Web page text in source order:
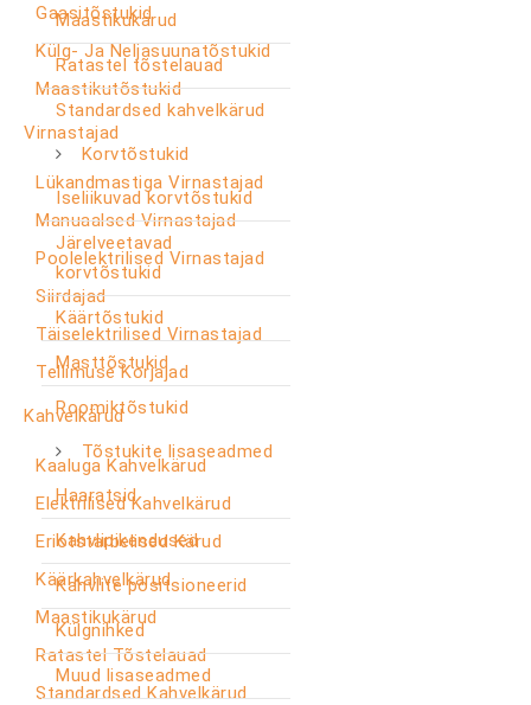
Maastikukärud
Ratastel tõstelauad
Standardsed kahvelkärud
Korvtõstukid
Iseliikuvad korvtõstukid
Järelveetavad
korvtõstukid
Käärtõstukid
Masttõstukid
Roomiktõstukid
Tõstukite lisaseadmed
Haaratsid
Kahvlipikendused
Kahvlite positsioneerid
Külgnihked
Muud lisaseadmed
Gaasitõstukid
Külg- Ja Neljasuunatõstukid
Maastikutõstukid
Virnastajad
Lükandmastiga Virnastajad
Manuaalsed Virnastajad
Poolelektrilised Virnastajad
Siirdajad
Täiselektrilised Virnastajad
Tellimuse Korjajad
Kahvelkärud
Kaaluga Kahvelkärud
Elektrilised Kahvelkärud
Eriotstarbelised Kärud
Käärkahvelkärud
Maastikukärud
Ratastel Tõstelauad
Standardsed Kahvelkärud